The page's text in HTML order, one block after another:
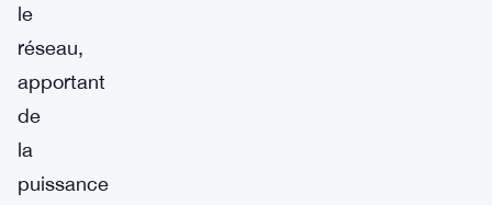
le
réseau,
apportant
de
la
puissance